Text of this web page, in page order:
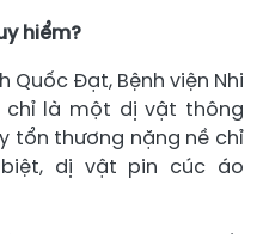
hiểm?
Quốc Đạt, Bệnh viện Nhi
chỉ là một dị vật thông
tổn thương nặng nề chỉ
dị vật pin cúc áo